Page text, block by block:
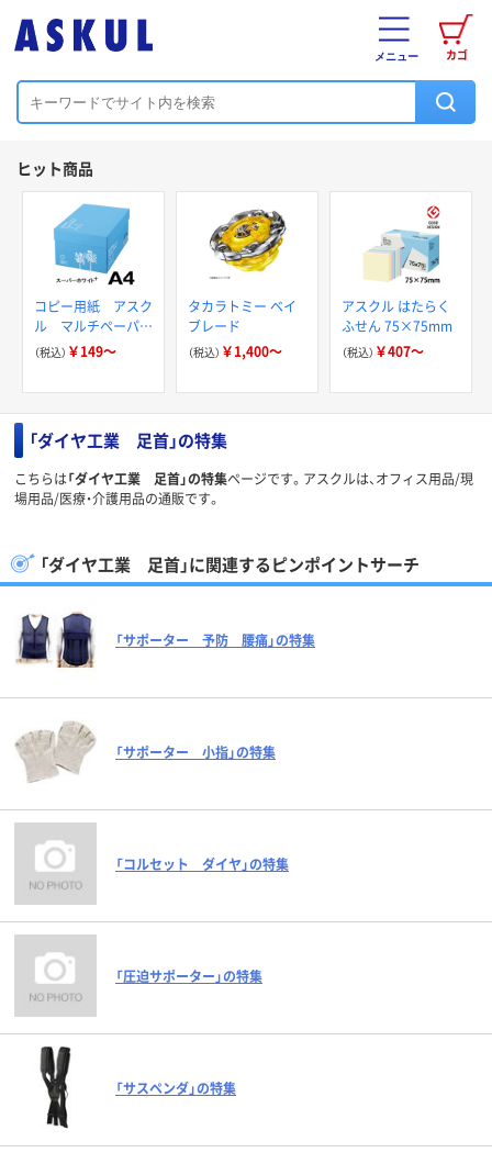
カゴ
メニュー
ヒット商品
コピー用紙 アスク
ル マルチペーパー
スーパーホワイト+
（税込） ￥149～
タカラトミー ベイ
ブレード
（税込） ￥1,400～
アスクル はたらく
ふせん 75×75mm
（税込） ￥407～
「ダイヤ工業 足首」の特集
こちらは「ダイヤ工業 足首」の特集ページです。アスクルは、オフィス用品/現
場用品/医療・介護用品の通販です。
「ダイヤ工業 足首」に関連するピンポイントサーチ
「サポーター 予防 腰痛」の特集
「サポーター 小指」の特集
「コルセット ダイヤ」の特集
「圧迫サポーター」の特集
「サスペンダ」の特集